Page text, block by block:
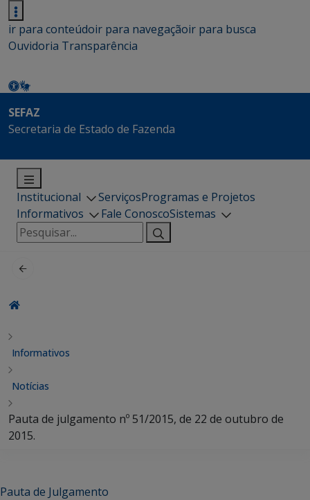
ir para conteúdoir para navegaçãoir para busca
Ouvidoria Transparência
SEFAZ
Secretaria de Estado de Fazenda
Institucional ServiçosProgramas e Projetos
Informativos
Fale ConoscoSistemas
Pesquisar
por:
Informativos
Notícias
Pauta de julgamento nº 51/2015, de 22 de outubro de
2015.
Pauta de Julgamento